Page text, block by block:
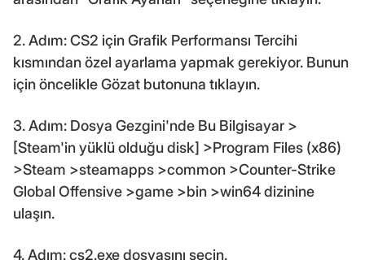
2. Adım: CS2 için Grafik Performansı Tercihi
kısmından özel ayarlama yapmak gerekiyor. Bunun
için öncelikle Gözat butonuna tıklayın.
3. Adım: Dosya Gezgini'nde Bu Bilgisayar >
[Steam'in yüklü olduğu disk] >Program Files (x86)
>Steam >steamapps >common >Counter-Strike
Global Offensive >game >bin >win64 dizinine
ulaşın.
4. Adım: cs2.exe dosyasını seçin.